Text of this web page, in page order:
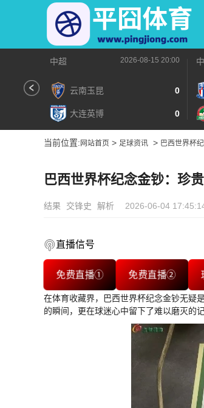
中超 2026-08-15 20:00
云南玉昆 0
大连英博 0
当前位置: 网站首页 > 足球资讯 > 巴西世界杯
巴西世界杯纪念金钞：珍
结果 交锋史 解析 2026-06-04
直播信号
免费直播① 免费直播②
在体育收藏界，巴西世界杯纪念金钞无疑
的瞬间，更在球迷心中留下了难以磨灭的